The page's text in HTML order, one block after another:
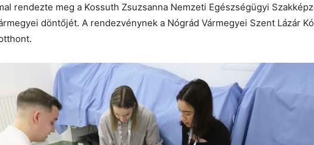
rendezte meg a Kossuth Zsuzsanna Nemzeti Egészségügyi
döntőjét. A rendezvénynek a Nógrád Vármegyei Szent Lázár